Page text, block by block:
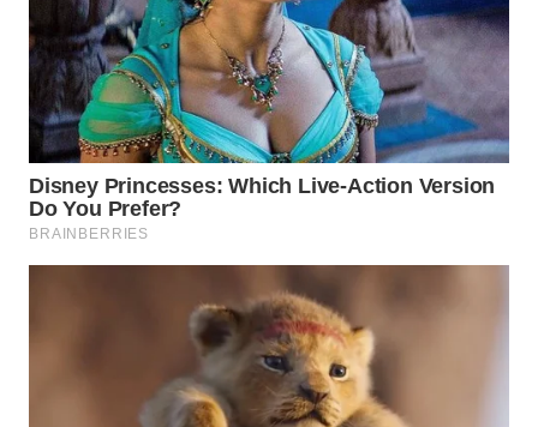
WN
SUKABUMI
WN
PURWAKARTA
WN
PRIANGAN